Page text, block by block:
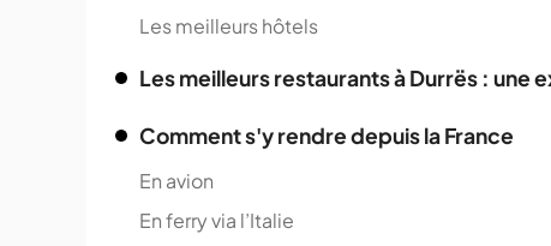
Les meilleurs hôtels
Les meilleurs restaurants à Durrës : une
Comment s'y rendre depuis la France
En avion
En ferry via l’Italie